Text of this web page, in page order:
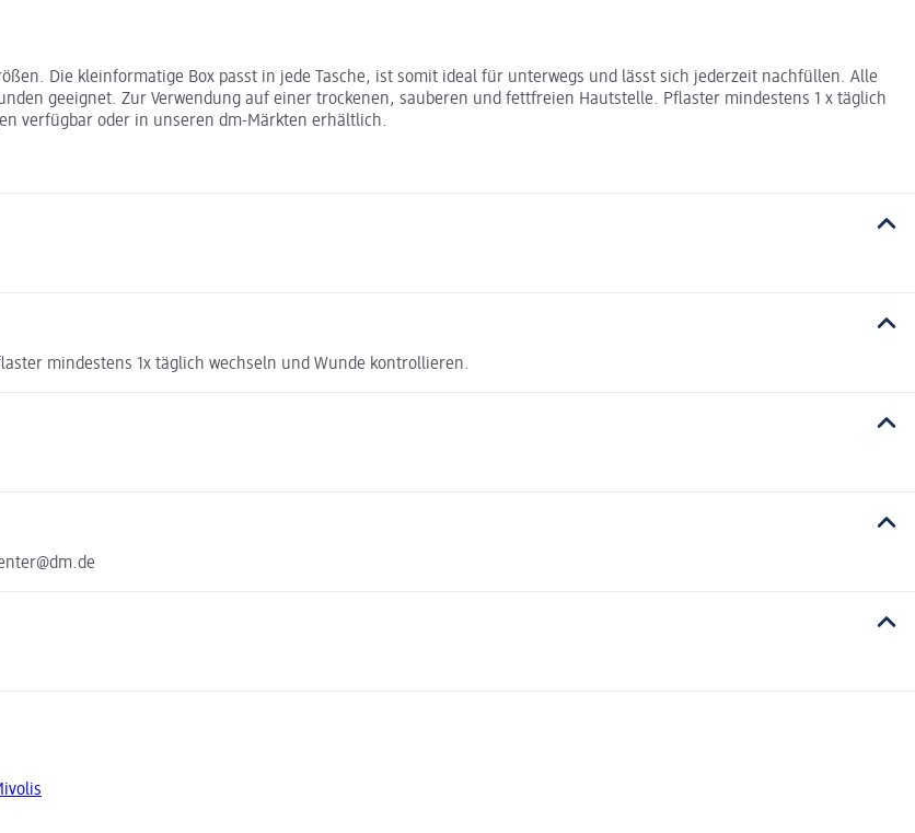
Die kleinformatige Box passt in jede Tasche, ist somit ideal für unterwegs und lässt sich jederzeit nachfüllen. Alle
geeignet. Zur Verwendung auf einer trockenen, sauberen und fettfreien Hautstelle. Pflaster mindestens 1 x täglich
verfügbar oder in unseren dm-Märkten erhältlich.
mindestens 1x täglich wechseln und Wunde kontrollieren.